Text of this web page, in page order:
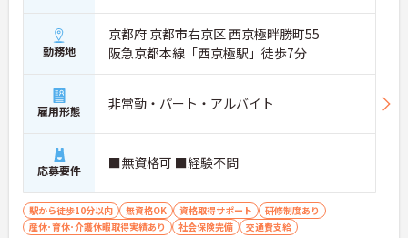
勤務地
京都府 京都市右京区 西京極畔勝町55
阪急京都本線「西京極駅」徒歩7分
雇用形態 非常勤・パート・アルバイト
応募要件 ■無資格可 ■経験不問
駅から徒歩10分以内 無資格OK 資格取得サポート
研修制度あり
産休･育休･介護休暇取得実績あり
社会保険完備 交通費支給